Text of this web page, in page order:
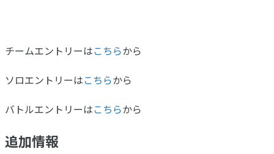
チームエントリーはこちらから
ソロエントリーはこちらから
バトルエントリーはこちらから
追加情報